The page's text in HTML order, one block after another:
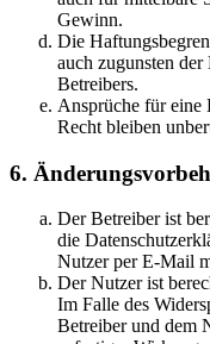
Gewinn.
Die
auch zugunsten
Betreibers.
Ansprüche für eine
Recht bleiben
6.
Der Betreiber ist
die
Nutzer per E-Mail
Der Nutzer ist
Im Falle des
Betreiber und dem